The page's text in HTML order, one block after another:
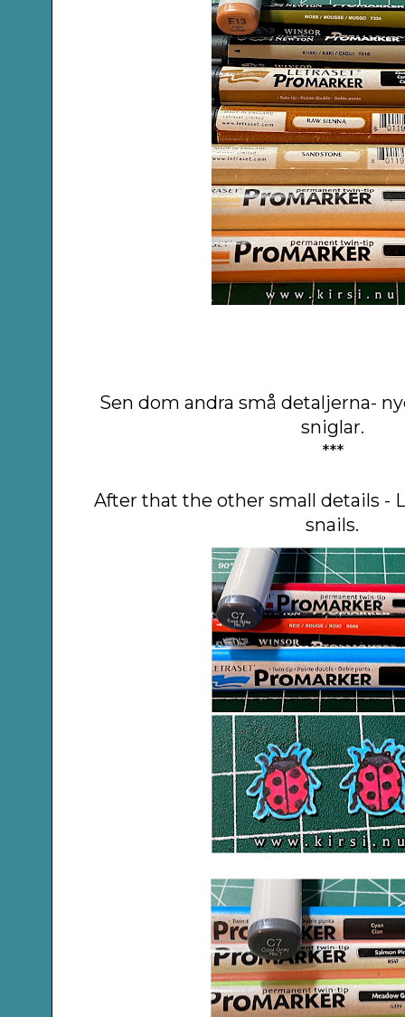
Sen dom andra små detaljerna-
sniglar.
***
After that the other small details -
snails.